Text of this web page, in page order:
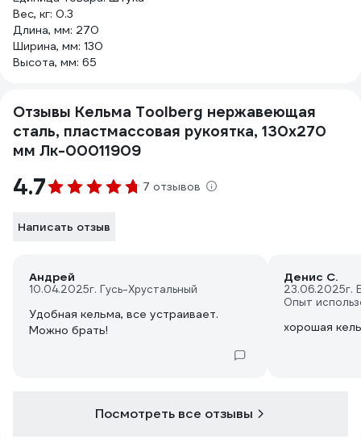
Вес, кг: 0.3
Длина, мм: 270
Ширина, мм: 130
Высота, мм: 65
Отзывы Кельма Toolberg нержавеющая
сталь, пластмассовая рукоятка, 130x270
мм Лк-00011909
4.7 7 отзывов
Написать отзыв
Андрей
10.04.2025г. Гусь-Хрустальный
Удобная кельма, все устраивает.
Можно брать!
Денис С.
23.06.2025г.
Опыт
хорошая
Посмотреть все отзывы